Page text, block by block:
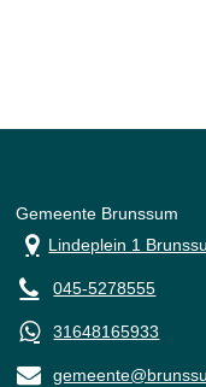
Gemeente Brunssum
Lindeplein 1
045-5278555
31648165933